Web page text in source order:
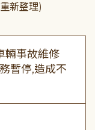
新整理)
輛事故維修
暫停,造成不